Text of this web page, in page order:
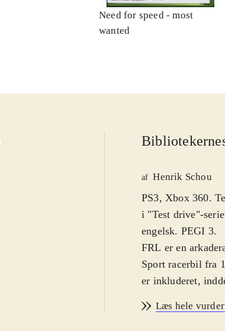
Need for speed - most
wanted
af Henrik Schou
PS3, Xbox 360.
i "Test drive"-
engelsk. PEGI 3.
FRL er en
Sport racerbil fra
er inkluderet,
spilleren på 39
Læs hele